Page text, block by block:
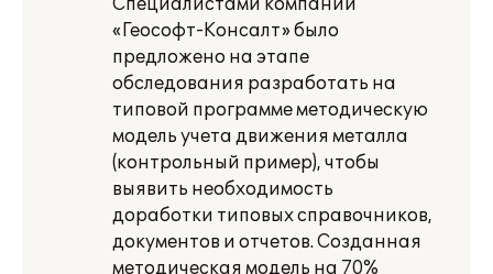
Специалистами компании
«Геософт-Консалт» было
предложено на этапе
обследования разработать на
типовой программе методическую
модель учета движения металла
(контрольный пример), чтобы
выявить необходимость
доработки типовых справочников,
документов и отчетов. Созданная
методическая модель на 70%